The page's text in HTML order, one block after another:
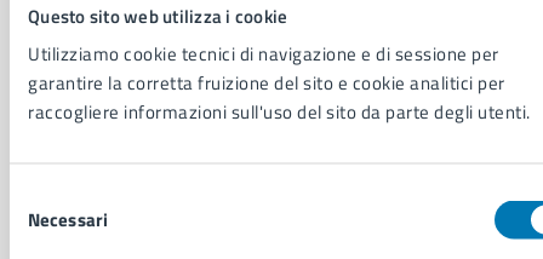
Questo sito web utilizza i cookie
Utilizziamo cookie tecnici di navigazione e di sessione per
garantire la corretta fruizione del sito e cookie analitici per
raccogliere informazioni sull'uso del sito da parte degli utenti.
delNecessari
Aree amministrative
Organi di governo
Municipalità
Uffici
Enti e fondazioni
Documenti e dati